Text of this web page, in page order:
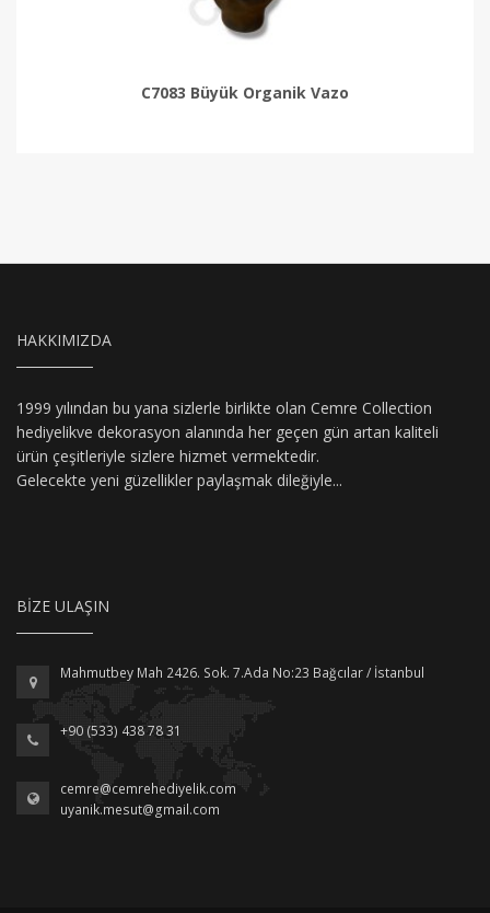
C7083 Büyük Organik Vazo
HAKKIMIZDA
1999 yılından bu yana sizlerle birlikte olan Cemre Collection
hediyelikve dekorasyon alanında her geçen gün artan kaliteli
ürün çeşitleriyle sizlere hizmet vermektedir.
Gelecekte yeni güzellikler paylaşmak dileğiyle...
BIZE ULAŞIN
Mahmutbey Mah 2426. Sok. 7.Ada No:23 Bağcılar / İstanbul
+90 (533) 438 78 31
cemre@cemrehediyelik.com
uyanik.mesut@gmail.com